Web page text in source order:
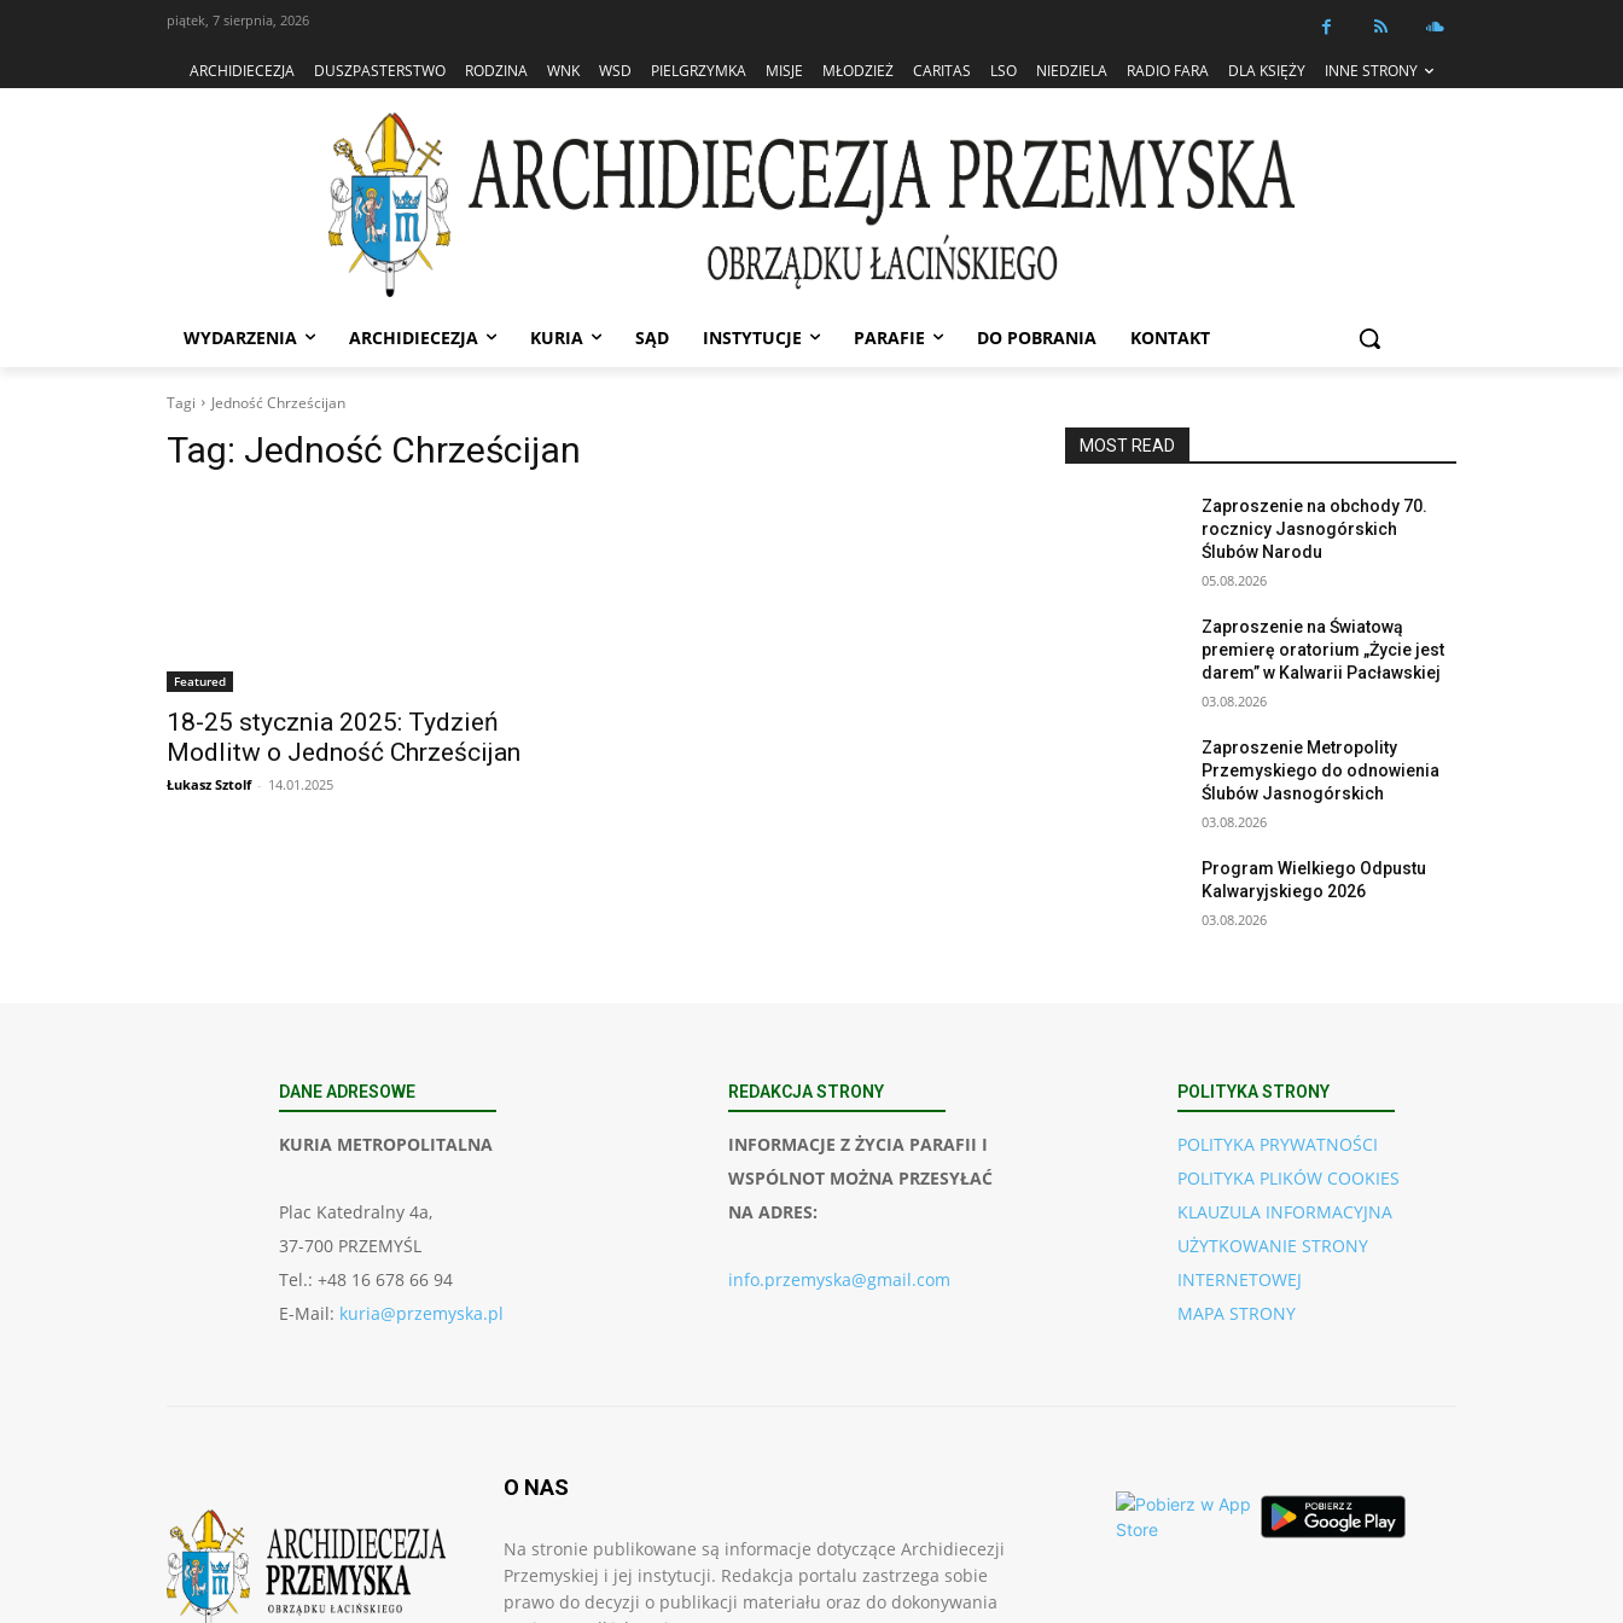
piątek, 7 sierpnia, 2026
ARCHIDIECEZJA DUSZPASTERSTWO RODZINA WNK WSD PIELGRZYMKA MISJE MŁODZIEŻ CARITAS LSO NIEDZIELA RADIO FARA DLA KSIĘŻY INNE STRONY
WYDARZENIA ARCHIDIECEZJA KURIA SĄD INSTYTUCJE PARAFIE DO POBRANIA KONTAKT
Tagi Jedność Chrześcijan
Tag: Jedność Chrześcijan
Featured
18-25 stycznia 2025: Tydzień
Modlitw o Jedność Chrześcijan
Łukasz Sztolf - 14.01.2025
MOST READ
Zaproszenie na obchody 70.
rocznicy Jasnogórskich
Ślubów Narodu
05.08.2026
Zaproszenie na Światową
premierę oratorium „Życie jest
darem” w Kalwarii Pacławskiej
03.08.2026
Zaproszenie Metropolity
Przemyskiego do odnowienia
Ślubów Jasnogórskich
03.08.2026
Program Wielkiego Odpustu
Kalwaryjskiego 2026
03.08.2026
DANE ADRESOWE
KURIA METROPOLITALNA
Plac Katedralny 4a,
37-700 PRZEMYŚL
Tel.: +48 16 678 66 94
E-Mail: kuria@przemyska.pl
REDAKCJA STRONY
INFORMACJE Z ŻYCIA PARAFII I
WSPÓLNOT MOŻNA PRZESYŁAĆ
NA ADRES:
info.przemyska@gmail.com
POLITYKA STRONY
POLITYKA PRYWATNOŚCI
POLITYKA PLIKÓW COOKIES
KLAUZULA INFORMACYJNA
UŻYTKOWANIE STRONY
INTERNETOWEJ
MAPA STRONY
O NAS
Na stronie publikowane są informacje dotyczące Archidiecezji
Przemyskiej i jej instytucji. Redakcja portalu zastrzega sobie
prawo do decyzji o publikacji materiału oraz do dokonywania